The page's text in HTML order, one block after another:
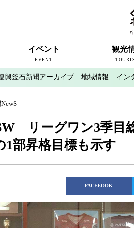
イベント
EVENT
釜石のイベント情報
観光
近代製鉄発祥の地
観光スポット
宿泊情報
釜石情報交流セ
魚河岸テラス
うのすまい・ト
根浜シーサイド
SL銀河
三陸鉄道
興釜石新聞アーカイブ 地域情報 イン
リーグワン3季目
1部昇格目標も示す
FACEBOOK